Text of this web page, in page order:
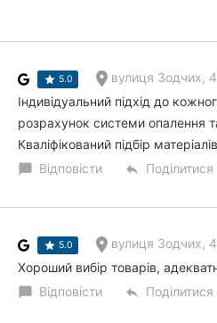
5.0 вулиця Зодчих, 4
Індивідуальний підхід до
розрахунок системи опалення
Кваліфікований підбір
chat_bubble Відповісти reply Поділитися
5.0 вулиця Зодчих, 4
Хороший вибір товарів,
chat_bubble Відповісти reply Поділитися